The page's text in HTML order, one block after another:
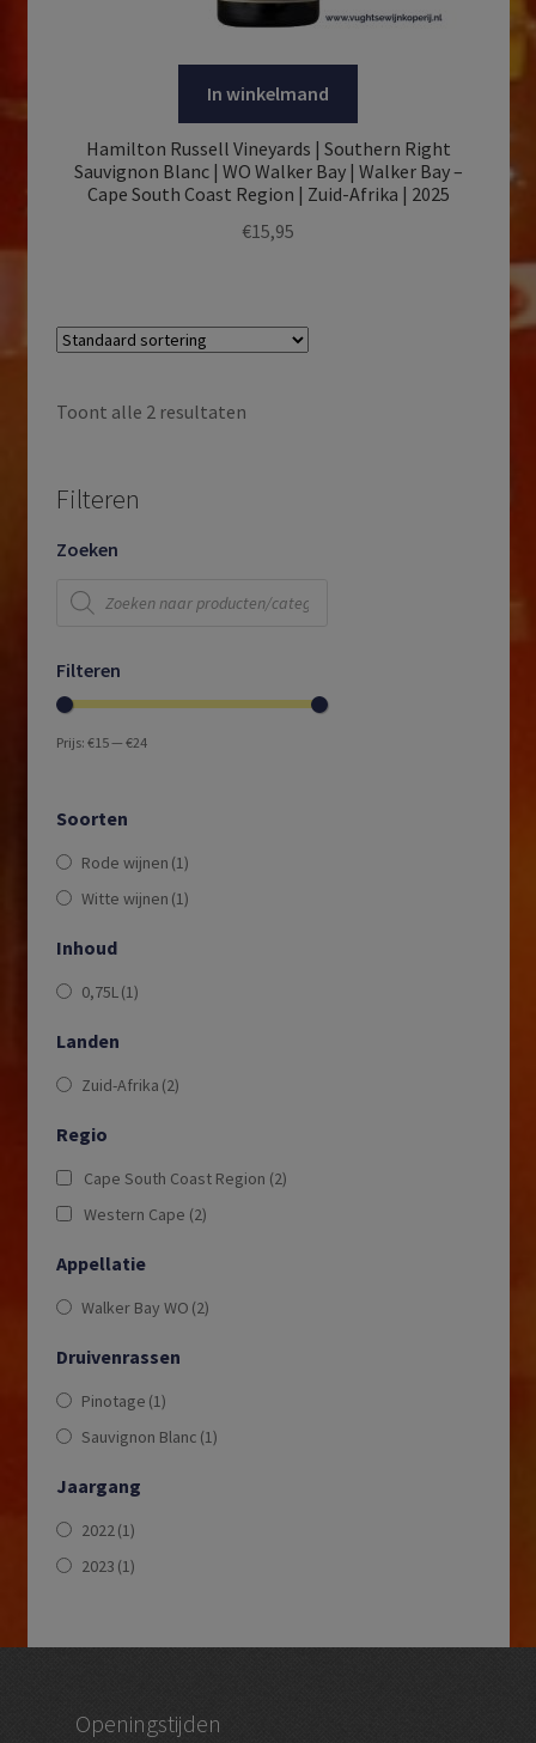
In winkelmand
Hamilton Russell Vineyards | Southern Right
Sauvignon Blanc | WO Walker Bay | Walker Bay –
Cape South Coast Region | Zuid-Afrika | 2025
€15,95
Toont alle 2 resultaten
Filteren
Zoeken
Producten
zoeken
Filteren
Prijs: €15— €24
Soorten
Rode wijnen (1)
Witte wijnen (1)
Inhoud
0,75L(1)
Landen
Zuid-Afrika (2)
Regio
Cape South Coast Region (2)
Western Cape (2)
Appellatie
Walker Bay WO (2)
Druivenrassen
Pinotage (1)
Sauvignon Blanc (1)
Jaargang
2022(1)
2023 (1)
Openingstijden